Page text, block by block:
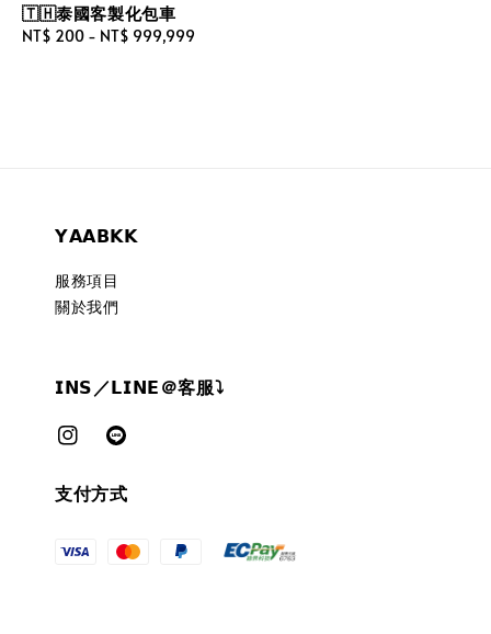
🇹🇭泰國客製化包車
Regular
NT$ 200 - NT$ 999,999
𝗬𝗔𝗔𝗕𝗞𝗞
服務項目
關於我們
𝗜𝗡𝗦／𝗟𝗜𝗡𝗘＠客服⤵︎
支付方式